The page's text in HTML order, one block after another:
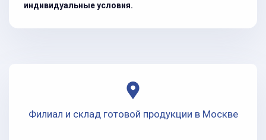
индивидуальные условия.
Филиал и склад готовой продукции в Москве